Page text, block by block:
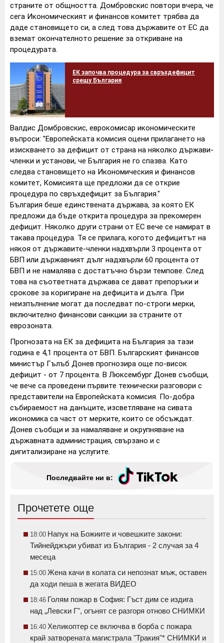
страните от общността. Домбровскис повтори вчера, че
сега Икономическият и финансов комитет трябва да
даде становището си, а след това държавите от ЕС да
вземат окончателното решение за откриване на
процедурата.
ЕК започва процедура за свръхдефицит
срещу България
Валдис Домбровскис, еврокомисар икономическите
въпроси: "Европейската комисия оцени прилагането на
изискването за дефицит от страна на няколко държави-
членки и установи, че България не го спазва. Като
следва становището на Икономическия и финансов
комитет, Комисията ще предложи да се открие
процедура по свръхдефицит за България."
България беше единствената държава, за която ЕК
предложи да бъде открита процедура за прекомерен
дефицит. Няколко други страни от ЕС вече се намират в
такава процедура. Тя се прилага, когото дефицитът на
някоя от държавите-членки надхвърли 3 процента от
БВП или държавният дълг надхвърли 60 процента от
БВП и не намалява с достатъчно бързи темпове. След
това на съответната държава се дават препоръки и
срокове за коригиране на дефицита и дълга. При
неизпълнение могат да последват по-строги мерки,
включително финансови санкции за страните от
еврозоната.
Прогнозата на ЕК за дефицита на България за тази
година е 4,1 процента от БВП. Българският финансов
министър Гълъб Донев прогнозира още по-висок
дефицит - от 7 процента. В Люксембург Донев съобщи,
че вече са проведени първите технически разговори с
представители на Европейската комисия. По-добра
събираемост на данъците, изсветляване на сивата
икономика са част от мерките, които се обсъждат.
Донев съобщи и за намаляване и окрупняване на
държавната администрация, свързано и с
дигитализиране на услугите.
Последвайте ни в:
Прочетете още
18:00 Напук на Божиите и човешките закони:
Тийнейджъри убиват из България - 2 случая за 4
месеца
15:00 Жена качи в колата си непознат мъж, оставен
да ходи пеша в жегата ВИДЕО
18:46 Голям пожар в София: Гъст дим се издига
над „Левски Г", огънят се разгоря отново СНИМКИ
16:40 Хеликоптер се включва в борба с пожара
край затворената магистрала "Тракия"* СНИМКИ и